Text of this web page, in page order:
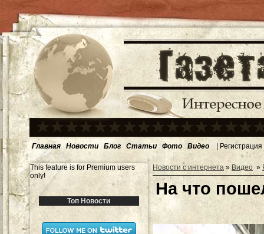
Главная Новости Блог Статьи Фото Видео | Регистрация
This feature is for Premium users
only!
Топ Новости
Новости с интернета » Видео »
На что